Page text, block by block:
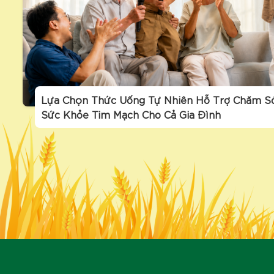
Lựa Chọn Thức Uống Tự Nhiên Hỗ Trợ Chăm
Sức Khỏe Tim Mạch Cho Cả Gia Đình